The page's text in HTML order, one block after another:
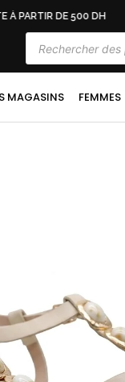
PARTIR DE 500 DH
MAGASINS FEMMES